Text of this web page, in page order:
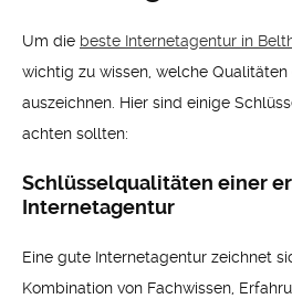
Um die beste Internetagentur in
wichtig zu wissen, welche
auszeichnen. Hier sind einige
achten sollten:
Schlüsselqualitäten einer
Internetagentur
Eine gute Internetagentur zeichnet
Kombination von Fachwissen,